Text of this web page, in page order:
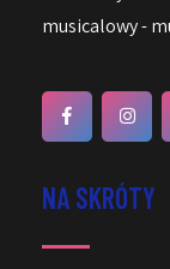
musicalowy -
NA SKRÓTY